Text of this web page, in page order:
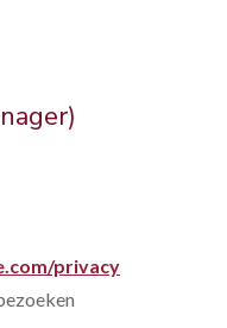
privacy